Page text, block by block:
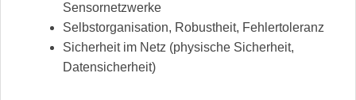
Sensornetzwerke
Selbstorganisation, Robustheit, Fehlertoleranz
Sicherheit im Netz (physische Sicherheit,
Datensicherheit)